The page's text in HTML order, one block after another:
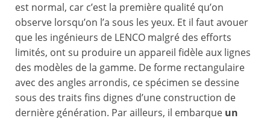
est normal, car c’est la première qualité qu’on
observe lorsqu’on l’a sous les yeux. Et il faut avouer
que les ingénieurs de LENCO malgré des efforts
limités, ont su produire un appareil fidèle aux lignes
des modèles de la gamme. De forme rectangulaire
avec des angles arrondis, ce spécimen se dessine
sous des traits fins dignes d’une construction de
dernière génération. Par ailleurs, il embarque un